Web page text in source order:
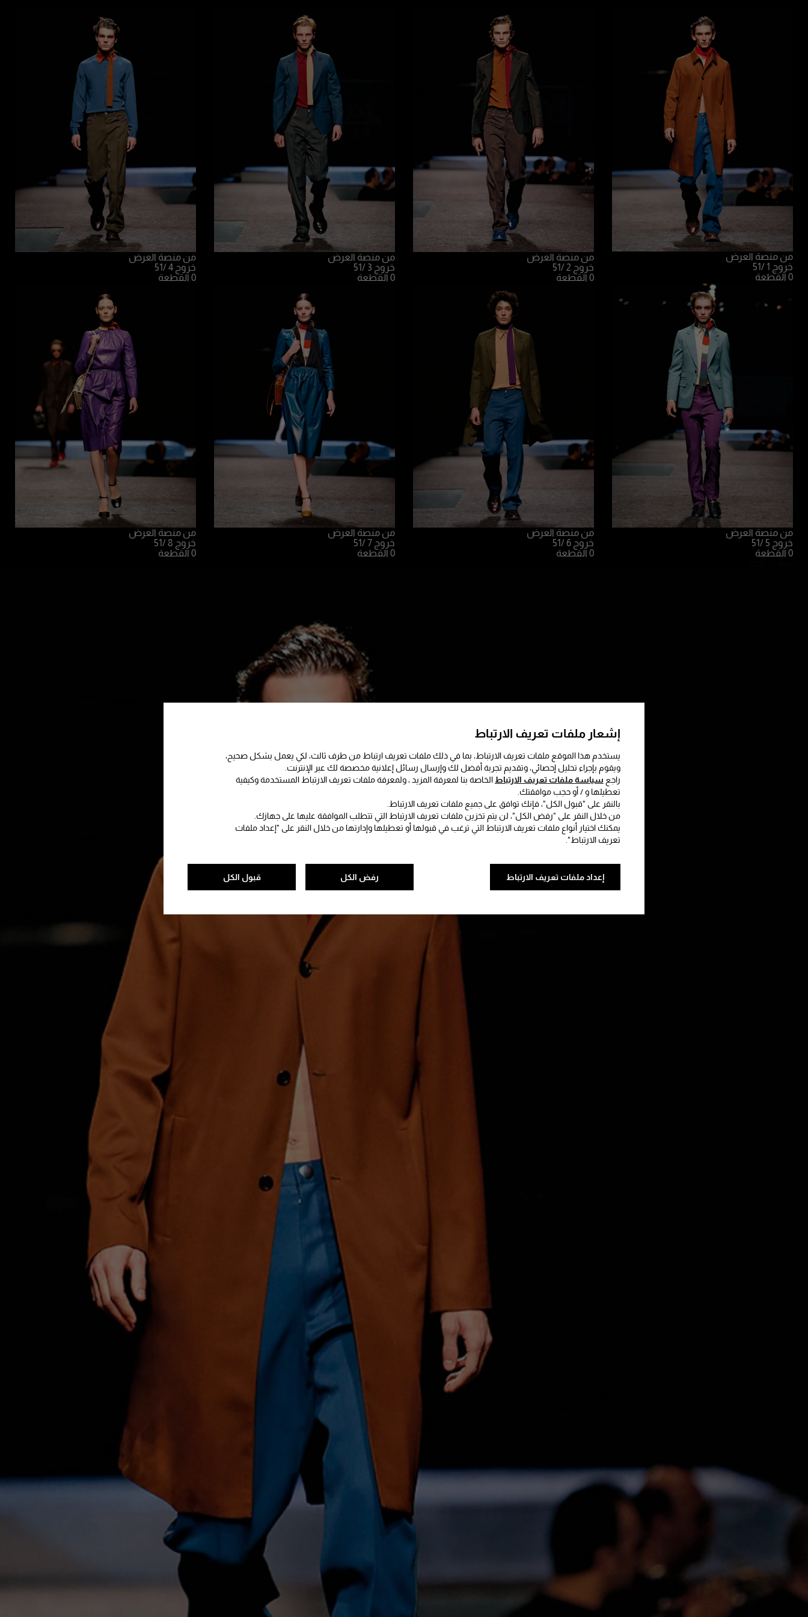
إشعار ملفات تعريف الارتباط
يستخدم هذا الموقع ملفات تعريف الارتباط، بما في ذلك ملفات تعريف ارتباط من طرف ثالث، لكي يعمل بشكل صحيح،
ويقوم بإجراء تحليل إحصائي، وتقديم تجربة أفضل لك وإرسال رسائل إعلانية مخصصة لك عبر الإنترنت.
راجع سياسة ملفات تعريف الارتباط الخاصة بنا لمعرفة المزيد ، ولمعرفة ملفات تعريف الارتباط المستخدمة وكيفية
تعطيلها و / أو حجب موافقتك.
بالنقر على "قبول الكل"، فإنك توافق على جميع ملفات تعريف الارتباط.
من خلال النقر على "رفض الكل"، لن يتم تخزين ملفات تعريف الارتباط التي تتطلب الموافقة عليها على جهازك.
يمكنك اختيار أنواع ملفات تعريف الارتباط التي ترغب في قبولها أو تعطيلها وإدارتها من خلال النقر على "إعداد ملفات
تعريف الارتباط".
قبول الكل رفض الكل إعداد ملفات تعريف الارتباط
من منصة العرض
خروج 1
/51
0 القطعة
من منصة العرض
خروج 2
/51
0 القطعة
من منصة العرض
خروج 3
/51
0 القطعة
من منصة العرض
خروج 4
/51
0 القطعة
من منصة العرض
خروج 5
/51
0 القطعة
من منصة العرض
خروج 6
/51
0 القطعة
من منصة العرض
خروج 7
/51
0 القطعة
من منصة العرض
خروج 8
/51
0 القطعة